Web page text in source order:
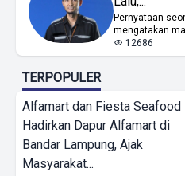
Pernyataan
mengatakan
12686
TERPOPULER
Alfamart dan Fiesta Seafood
Hadirkan Dapur Alfamart di
Bandar Lampung, Ajak
Masyarakat...